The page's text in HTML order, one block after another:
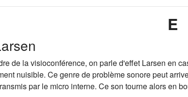
E
de la visioconférence, on parle d'effet Larsen en
nuisible. Ce genre de problème sonore peut
par le micro interne. Ce son tourne alors en